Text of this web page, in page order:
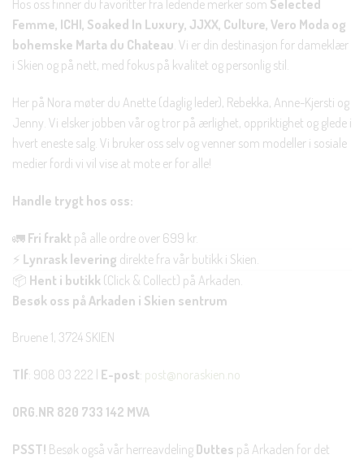
Hos oss finner du favoritter fra ledende merker som Selected
Femme, ICHI, Soaked In Luxury, JJXX, Culture, Vero Moda og
bohemske Marta du Chateau. Vi er din destinasjon for dameklær
i Skien og på nett, med fokus på kvalitet og personlig stil.
Her på Nora møter du Anette (daglig leder), Rebekka, Anne-Kjersti og
Jenny. Vi elsker jobben vår og tror på ærlighet, oppriktighet og glede i
hvert eneste salg. Vi bruker oss selv og venner som modeller i sosiale
medier fordi vi vil vise at mote er for alle!
Handle trygt hos oss:
🚛 Fri frakt på alle ordre over 699 kr.
⚡ Lynrask levering direkte fra vår butikk i Skien.
📦 Hent i butikk (Click & Collect) på Arkaden.
Besøk oss på Arkaden i Skien sentrum
Bruene 1, 3724 SKIEN
Tlf: 908 03 222 | E-post: post@noraskien.no
ORG.NR 820 733 142 MVA
PSST! Besøk også vår herreavdeling Duttes på Arkaden for det